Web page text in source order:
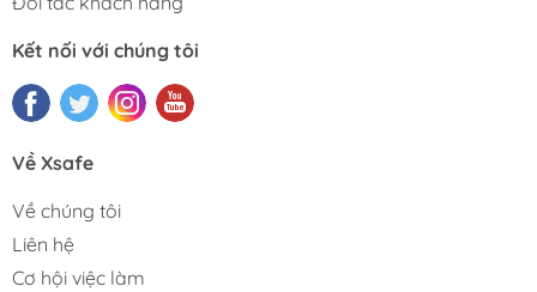
Kết nối với chúng tôi
Về Xsafe
Về chúng tôi
Liên hệ
Cơ hội việc làm